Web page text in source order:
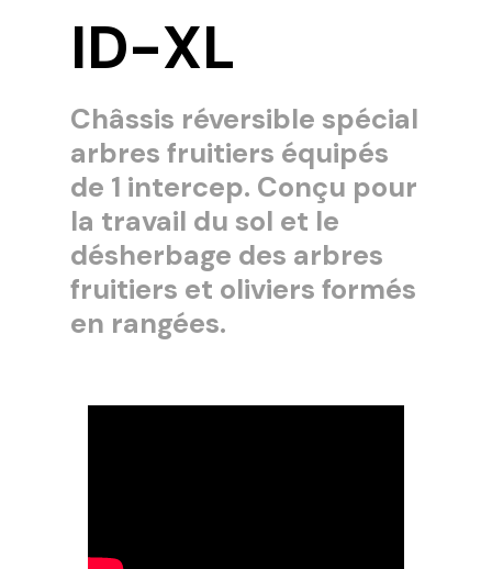
ID-XL
Châssis réversible spécial
arbres fruitiers équipés
de 1 intercep. Conçu pour
la travail du sol et le
désherbage des arbres
fruitiers et oliviers formés
en rangées.